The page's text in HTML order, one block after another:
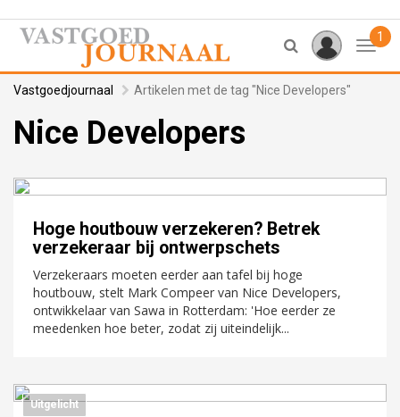
1
Vastgoedjournaal Artikelen met de tag "Nice Developers"
Nice Developers
Hoge houtbouw verzekeren? Betrek
verzekeraar bij ontwerpschets
Verzekeraars moeten eerder aan tafel bij hoge
houtbouw, stelt Mark Compeer van Nice Developers,
ontwikkelaar van Sawa in Rotterdam: 'Hoe eerder ze
meedenken hoe beter, zodat zij uiteindelijk...
Uitgelicht